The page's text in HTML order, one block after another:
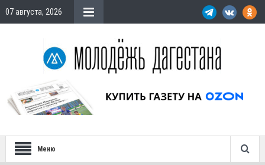
07 августа, 2026
Меню